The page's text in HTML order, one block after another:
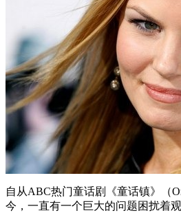
自从ABC热门童话剧《童话镇》（
今，一直有一个巨大的问题困扰着